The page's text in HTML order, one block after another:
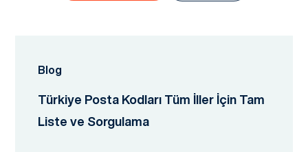
Blog
Türkiye Posta Kodları Tüm İller İçin Tam
Liste ve Sorgulama